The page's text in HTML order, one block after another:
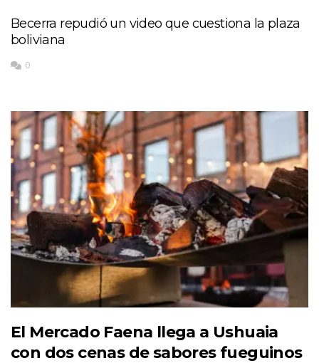
Becerra repudió un video que cuestiona la plaza
boliviana
0
El Mercado Faena llega a Ushuaia
con dos cenas de sabores fueguinos